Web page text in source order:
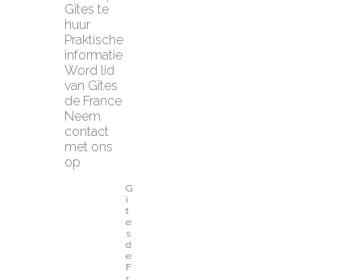
Gîtes te
huur
Praktische
informatie
Word lid
van Gîtes
de France
Neem
contact
met ons
op
G
î
t
e
s
d
e
F